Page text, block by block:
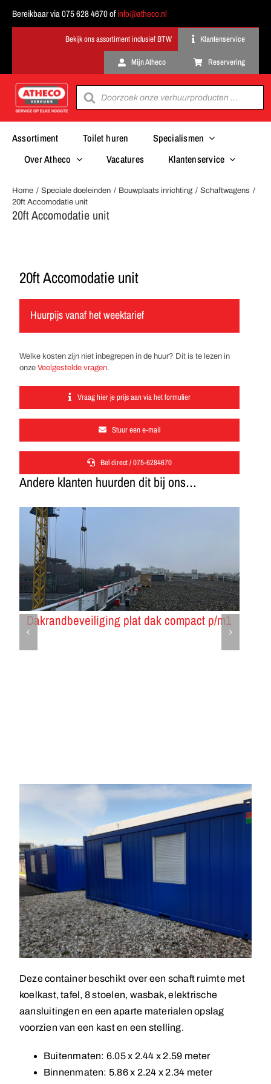
Bereikbaar via 075 628 4670 ofinfo@atheco.nl
Klantenservice
Mijn Atheco Reservering
Producten
zoeken
Assortiment Toilet huren
Specialismen
Over Atheco
Vacatures Klantenservice
Home Speciale doeleinden Bouwplaats inrichting
Schaftwagens
20ft Accomodatie unit
20ft Accomodatie unit
20ft Accomodatie unit
Huurpijs vanaf het weektarief
Welke kosten zijn niet inbegrepen in de huur? Dit is te lezen in
onze Veelgestelde vragen.
Vraag hier je prijs aan via het formulier
Stuur een e-mail
Bel direct / 075-6284670
Andere klanten huurden dit bij ons…
Dakrandbeveiliging plat dak compact p/m1
Deze container beschikt over een schaft ruimte met
koelkast, tafel, 8 stoelen, wasbak, elektrische
aansluitingen en een aparte materialen opslag
voorzien van een kast en een stelling.
Buitenmaten: 6.05 x 2.44 x 2.59 meter
Binnenmaten: 5.86 x 2.24 x 2.34 meter